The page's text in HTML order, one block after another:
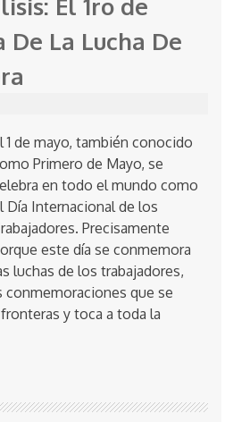
De La Lucha De
1 de mayo, también conocido
Primero de Mayo, se
en todo el mundo como
Día Internacional de los
Precisamente
este día se conmemora
luchas de los trabajadores,
conmemoraciones que se
y toca a toda la